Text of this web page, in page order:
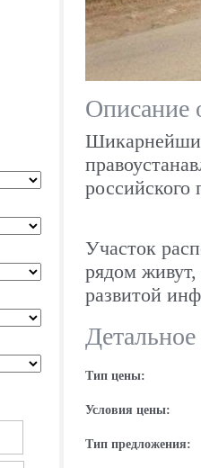
Описание
российского
Участок
рядом живут,
развитой
Тип цены:
Условия цены:
Тип предложения: